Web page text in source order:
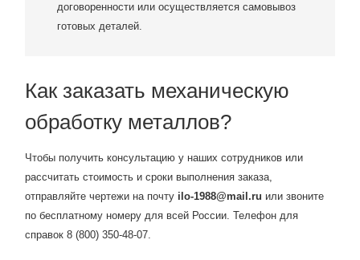
договоренности или осуществляется самовывоз
готовых деталей.
Как заказать механическую
обработку металлов?
Чтобы получить консультацию у наших сотрудников или
рассчитать стоимость и сроки выполнения заказа,
отправляйте чертежи на почту ilo-1988@mail.ru или звоните
по бесплатному номеру для всей России. Телефон для
справок 8 (800) 350-48-07.